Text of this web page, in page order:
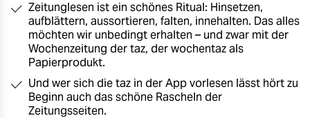
sport
berlin
nord
wahrheit
Zeitunglesen ist ein schönes Ritual: Hinsetzen,
aufblättern, aussortieren, falten, innehalten. Das alles
möchten wir unbedingt erhalten – und zwar mit der
Wochenzeitung der taz, der wochentaz als
Papierprodukt.
Und wer sich die taz in der App vorlesen lässt hört zu
Beginn auch das schöne Rascheln der
Zeitungsseiten.